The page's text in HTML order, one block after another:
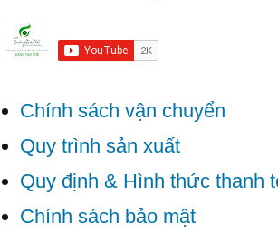
Chính sách vận chuyển
Quy trình sản xuất
Quy định & Hình thức thanh
Chính sách bảo mật